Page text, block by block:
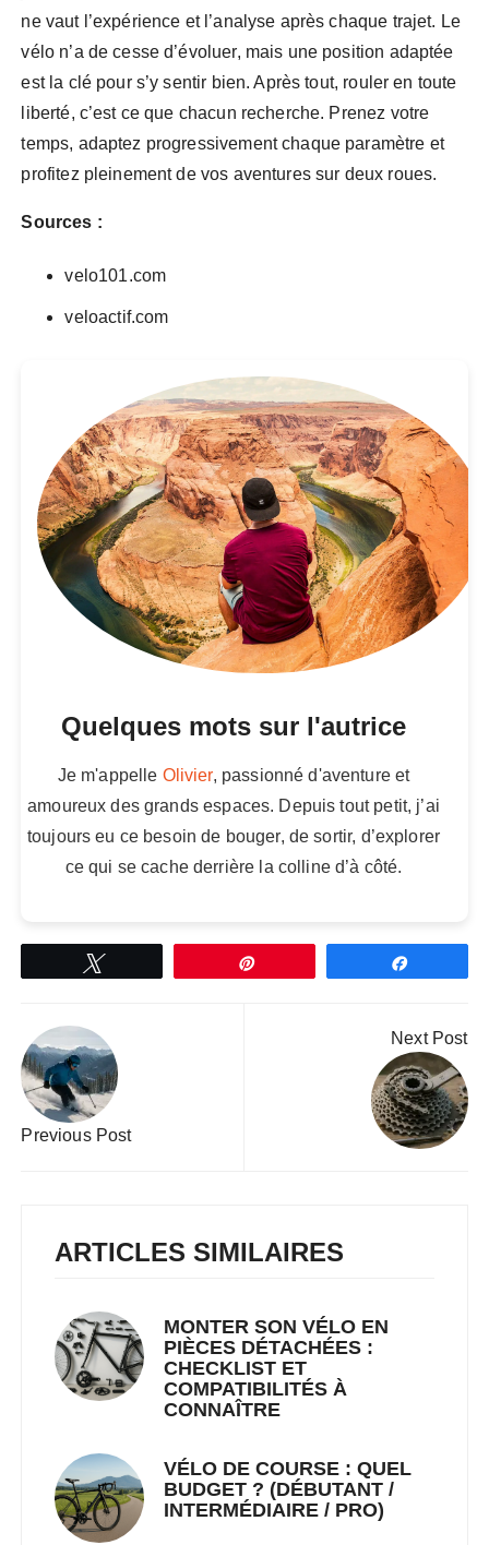
ne vaut l’expérience et l’analyse après chaque trajet. Le
vélo n’a de cesse d’évoluer, mais une position adaptée
est la clé pour s’y sentir bien. Après tout, rouler en toute
liberté, c’est ce que chacun recherche. Prenez votre
temps, adaptez progressivement chaque paramètre et
profitez pleinement de vos aventures sur deux roues.
Sources :
velo101.com
veloactif.com
Quelques mots sur l'autrice
Je m'appelle Olivier, passionné d'aventure et
amoureux des grands espaces. Depuis tout petit, j’ai
toujours eu ce besoin de bouger, de sortir, d’explorer
ce qui se cache derrière la colline d’à côté.
Navigation
de
l’article
Previous Post
Next Post
ARTICLES SIMILAIRES
MONTER SON VÉLO EN
PIÈCES DÉTACHÉES :
CHECKLIST ET
COMPATIBILITÉS À
CONNAÎTRE
VÉLO DE COURSE : QUEL
BUDGET ? (DÉBUTANT /
INTERMÉDIAIRE / PRO)